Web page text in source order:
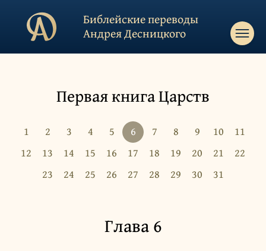
Библейские переводы
Андрея Десницкого
Первая книга Царств
1 2 3 4 5 6 7 8 9 10
11
12
13 14 15 16 17 18 19 20 21
22
23
24 25 26 27 28 29 30 31
Глава 6